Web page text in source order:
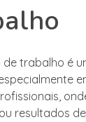
trabalho é
resultados